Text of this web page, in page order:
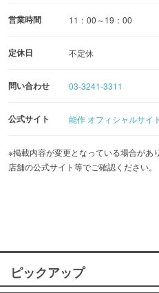
営業時間 11：00～19：00
定休日 不定休
問い合わせ 03-3241-3311
公式サイト 能作 オフィシャルサイト
※掲載内容が変更となっている場合があ
店舗の公式サイト等でご確認ください。
ピックアップ